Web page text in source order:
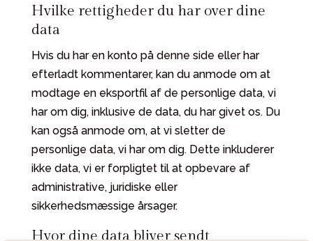
Hvilke rettigheder du har over dine
data
Hvis du har en konto på denne side eller har
efterladt kommentarer, kan du anmode om at
modtage en eksportfil af de personlige data, vi
har om dig, inklusive de data, du har givet os. Du
kan også anmode om, at vi sletter de
personlige data, vi har om dig. Dette inkluderer
ikke data, vi er forpligtet til at opbevare af
administrative, juridiske eller
sikkerhedsmæssige årsager.
Hvor dine data bliver sendt